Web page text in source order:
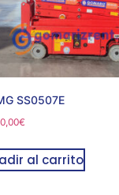
SS0507E
€
al carrito